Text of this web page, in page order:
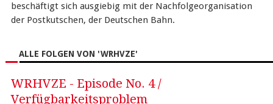
beschäftigt sich ausgiebig mit der Nachfolgeorganisation
der Postkutschen, der Deutschen Bahn.
ALLE FOLGEN VON 'WRHVZE'
WRHVZE - Episode No. 4 /
Verfügbarkeitsproblem